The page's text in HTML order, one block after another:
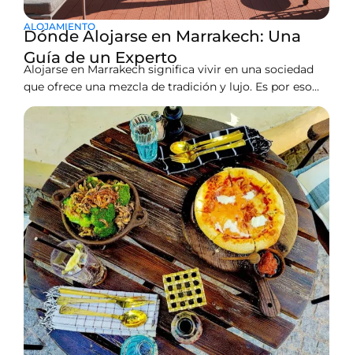
ALOJAMIENTO
Dónde Alojarse en Marrakech: Una
Guía de un Experto
Alojarse en Marrakech significa vivir en una sociedad
que ofrece una mezcla de tradición y lujo. Es por eso
que la ciudad se ubica entre los mejores lugares
turísticos alrededor del pozo. Es un gran lugar para
visitar. Puedes reservar un riad tranquilo y un hotel
boutique elegante. También hay